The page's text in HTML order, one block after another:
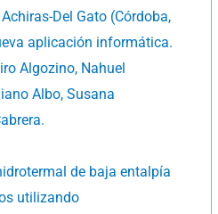
Del Gato (Córdoba,
aplicación informática.
Algozino, Nahuel
Albo, Susana
de baja entalpía
utilizando